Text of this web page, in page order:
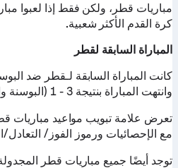
مباريات قطر، ولكن فقط إذا لعبوا
كرة القدم الأكثر شعبية.
المباراة السابقة لقطر
كانت المباراة السابقة لـقطر ضد
وانتهت المباراة بنتيجة 3 - 1 (البوسنة والهرسك فاز بالمباراة).
مع الإحصائيات ورموز الفوز/
توجد أيضًا جميع مباريات قطر